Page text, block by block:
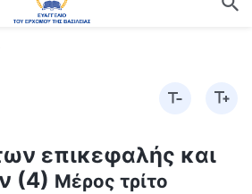
επικεφαλής και
(4) Μέρος τρίτο